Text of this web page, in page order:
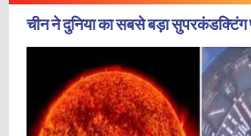
चीन ने दुनिया का सबसे बड़ा